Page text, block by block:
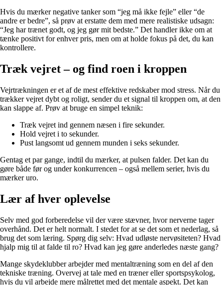
Hvis du mærker negative tanker som “jeg må ikke fejle” eller “de
andre er bedre”, så prøv at erstatte dem med mere realistiske udsagn:
“Jeg har trænet godt, og jeg gør mit bedste.” Det handler ikke om at
tænke positivt for enhver pris, men om at holde fokus på det, du kan
kontrollere.
Træk vejret – og find roen i kroppen
Vejrtrækningen er et af de mest effektive redskaber mod stress. Når du
trækker vejret dybt og roligt, sender du et signal til kroppen om, at den
kan slappe af. Prøv at bruge en simpel teknik:
Træk vejret ind gennem næsen i fire sekunder.
Hold vejret i to sekunder.
Pust langsomt ud gennem munden i seks sekunder.
Gentag et par gange, indtil du mærker, at pulsen falder. Det kan du
gøre både før og under konkurrencen – også mellem serier, hvis du
mærker uro.
Lær af hver oplevelse
Selv med god forberedelse vil der være stævner, hvor nerverne tager
overhånd. Det er helt normalt. I stedet for at se det som et nederlag, så
brug det som læring. Spørg dig selv: Hvad udløste nervøsiteten? Hvad
hjalp mig til at falde til ro? Hvad kan jeg gøre anderledes næste gang?
Mange skydeklubber arbejder med mentaltræning som en del af den
tekniske træning. Overvej at tale med en træner eller sportspsykolog,
hvis du vil arbejde mere målrettet med det mentale aspekt. Det kan